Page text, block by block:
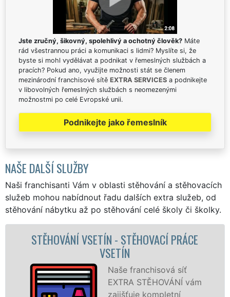
Jste zručný, šikovný, spolehlivý a ochotný člověk? Máte
rád všestrannou práci a komunikaci s lidmi? Myslíte si, že
byste si mohl vydělávat a podnikat v řemeslných službách a
pracích? Pokud ano, využijte možnosti stát se členem
mezinárodní franchisové sítě EXTRA SERVICES a podnikejte
v libovolných řemeslných službách s neomezenými
možnostmi po celé Evropské unii.
Podnikejte jako řemeslník
NAŠE DALŠÍ SLUŽBY
Naši franchisanti Vám v oblasti stěhování a stěhovacích
služeb mohou nabídnout řadu dalších extra služeb, od
stěhování nábytku až po stěhování celé školy či školky.
PRÁCE
vám
STĚHOVACÍ SLUŽBA VSETÍN -
stěhovací